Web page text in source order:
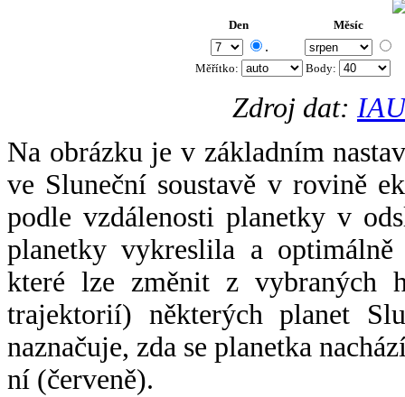
Den Měsíc
.
Měřítko: Body:
Zdroj dat:
Na obrázku je v základním
ve Sluneční soustavě v rovině
podle vzdálenosti planetky v
planetky vykreslila a
které lze změnit z vybraných
trajektorií) některých planet
naznačuje, zda se planetka
ní (červeně).